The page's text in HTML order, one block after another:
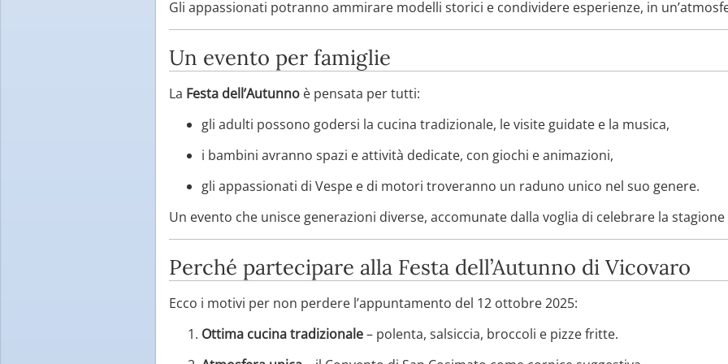
Gli appassionati potranno ammirare modelli storici e condividere esperienze, in
Un evento per famiglie
La Festa dell’Autunno è pensata per tutti:
gli adulti possono godersi la cucina tradizionale, le visite guidate e la musica,
i bambini avranno spazi e attività dedicate, con giochi e animazioni,
gli appassionati di Vespe e di motori troveranno un raduno unico nel suo genere.
Un evento che unisce generazioni diverse, accomunate dalla voglia di celebrare la
Perché partecipare alla Festa dell’Autunno di Vicovaro
Ecco i motivi per non perdere l’appuntamento del 12 ottobre 2025:
Ottima cucina tradizionale– polenta, salsiccia, broccoli e pizze fritte.